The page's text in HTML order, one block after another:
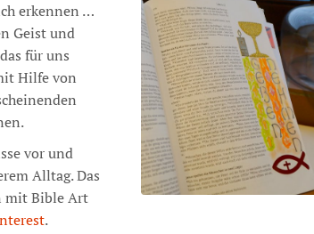
erkennen …
Geist und
für uns
Hilfe von
vor und
Alltag. Das
mit Bible Art
.